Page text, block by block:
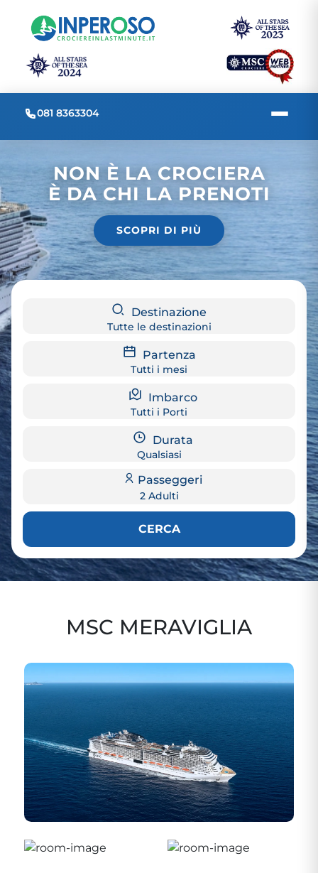
081 8363304
NON È LA CROCIERA
È DA CHI LA PRENOTI
SCOPRI DI PIÙ
Destinazione
Tutte le destinazioni
Partenza
Tutti i mesi
Imbarco
Tutti i Porti
Durata
Qualsiasi
Passeggeri
2 Adulti
CERCA
MSC MERAVIGLIA